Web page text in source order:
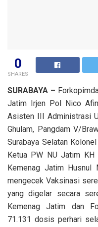
0
SHARES
SURABAYA –
Jatim Irjen Pol Nico
Asisten III Administrasi
Ghulam, Pangdam V/
Surabaya Selatan
Ketua PW NU Jatim KH
Kemenag Jatim
mengecek Vaksinasi
yang digelar secara
Kemenag Jatim dan
71.131 dosis perhari